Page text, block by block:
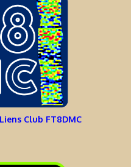
Club FT8DMC